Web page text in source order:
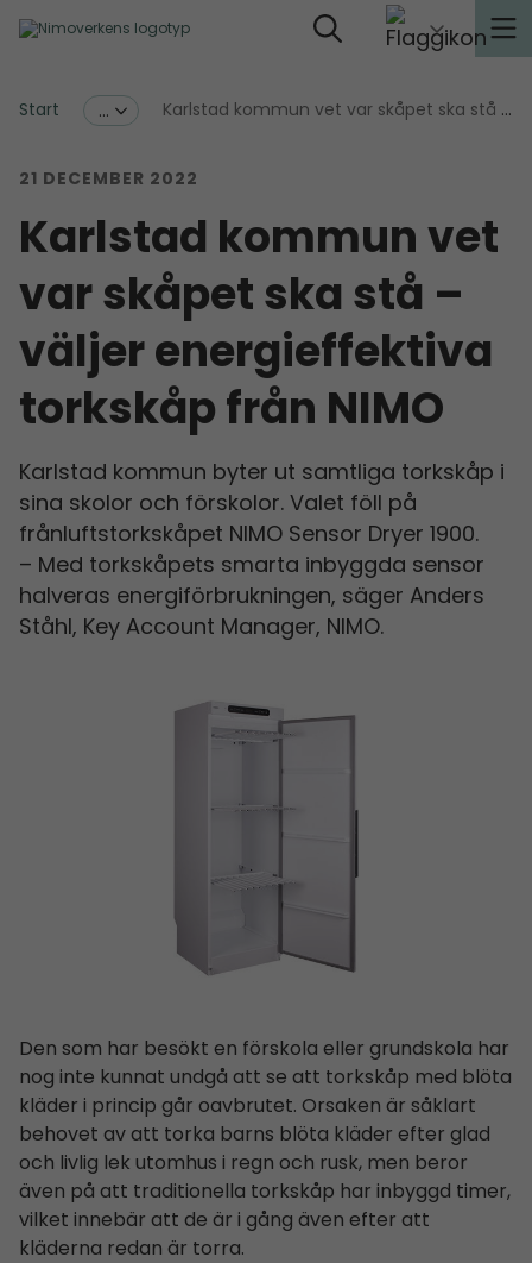
Start ... Karlstad kommun vet var skåpet ska stå – väljer energieffektiva torkskåp från NIMO
21 DECEMBER 2022
Karlstad kommun vet
var skåpet ska stå –
väljer energieffektiva
torkskåp från NIMO
Karlstad kommun byter ut samtliga torkskåp i
sina skolor och förskolor. Valet föll på
frånluftstorkskåpet NIMO Sensor Dryer 1900.
– Med torkskåpets smarta inbyggda sensor
halveras energiförbrukningen, säger Anders
Ståhl, Key Account Manager, NIMO.
Den som har besökt en förskola eller grundskola har
nog inte kunnat undgå att se att torkskåp med blöta
kläder i princip går oavbrutet. Orsaken är såklart
behovet av att torka barns blöta kläder efter glad
och livlig lek utomhus i regn och rusk, men beror
även på att traditionella torkskåp har inbyggd timer,
vilket innebär att de är i gång även efter att
kläderna redan är torra.